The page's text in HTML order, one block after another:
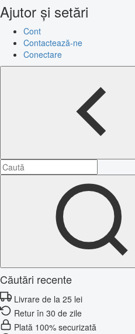
Ajutor și setări
Cont
Contactează-ne
Conectare
Căutări recente
Livrare de la 25 lei
Retur în 30 de zile
Plată 100% securizată